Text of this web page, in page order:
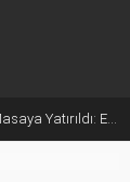
Belçika’dan Eskişehir’e Ticaret Köprüsü: Belediye Başkanı Emir Kır MÜSİAD’ı Ziyaret Etti